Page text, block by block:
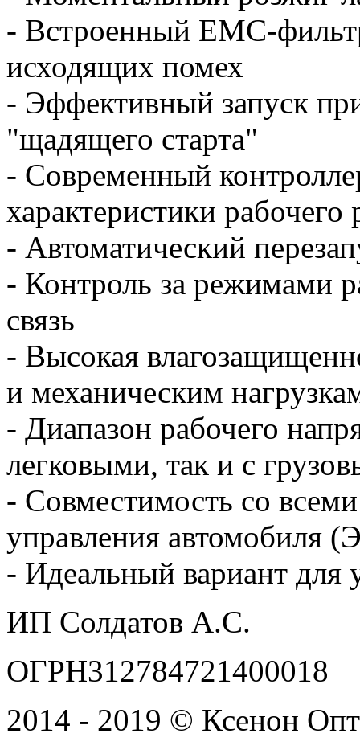
- Встроенный ЕМС-
исходящих помех
- Эффективный запуск
"щадящего старта"
- Современный
характеристики
- Автоматический
- Контроль за режимами
связь
- Высокая
и механическим
- Диапазон рабочего
легковыми, так и с
- Совместимость со
управления автомобиля
- Идеальный вариант для
ИП Солдатов А.С.
ОГРН312784721400018
2014 - 2019 © Ксенон